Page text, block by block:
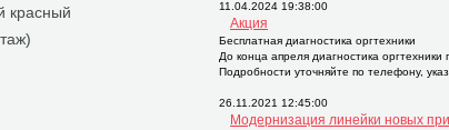
11.04.2024 19:38:00
Акция
Бесплатная диагностика оргтехники
До конца апреля диагностика
Подробности уточняйте по телефону,
26.11.2021 12:45:00
Модернизация линейки новых
красный